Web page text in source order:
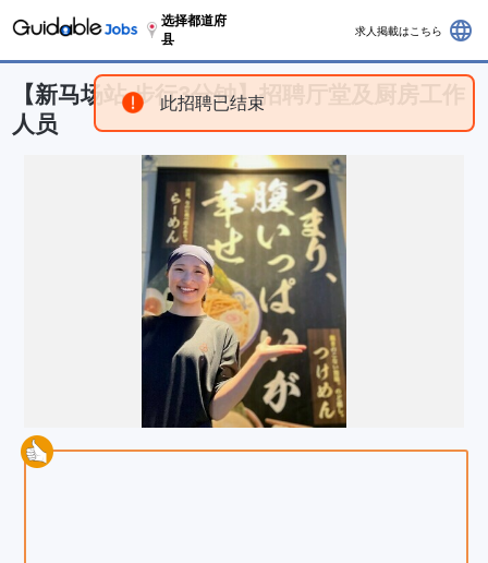
此招聘已结束
选择都道府
县
求人掲載はこちら language
【新马场站 步行3分钟】招聘厅堂及厨房工作
人员